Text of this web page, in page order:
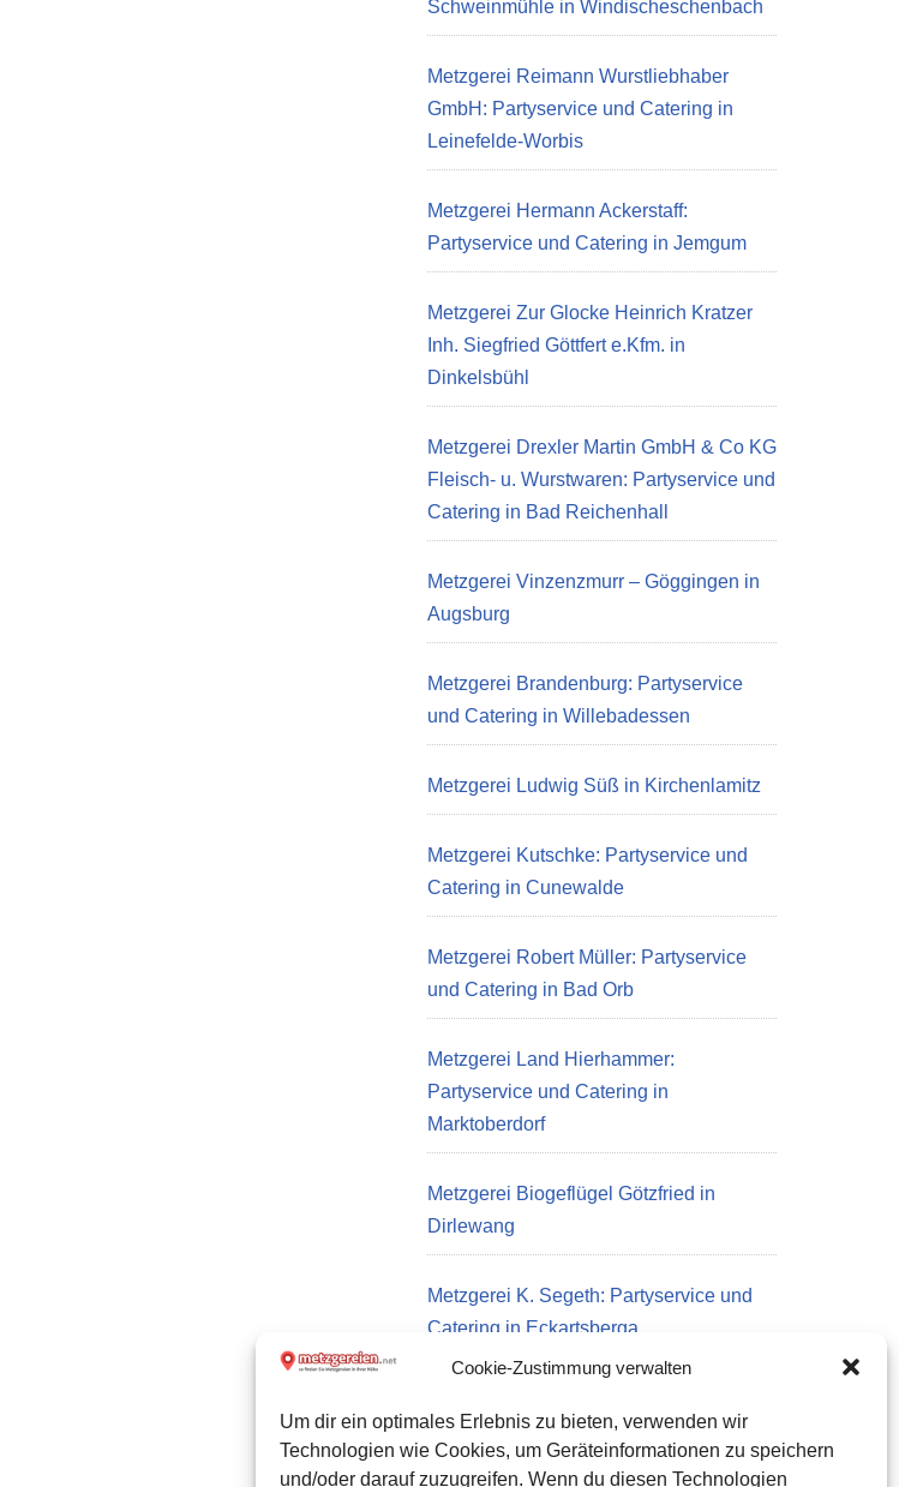
Cookie-Zustimmung verwalten
Um dir ein optimales Erlebnis zu bieten, verwenden wir
Technologien wie Cookies, um Geräteinformationen zu speichern
und/oder darauf zuzugreifen. Wenn du diesen Technologien
Schweinmühle in Windischeschenbach
Metzgerei Reimann Wurstliebhaber
GmbH: Partyservice und Catering in
Leinefelde-Worbis
Metzgerei Hermann Ackerstaff:
Partyservice und Catering in Jemgum
Metzgerei Zur Glocke Heinrich Kratzer
Inh. Siegfried Göttfert e.Kfm. in
Dinkelsbühl
Metzgerei Drexler Martin GmbH & Co KG
Fleisch- u. Wurstwaren: Partyservice und
Catering in Bad Reichenhall
Metzgerei Vinzenzmurr – Göggingen in
Augsburg
Metzgerei Brandenburg: Partyservice
und Catering in Willebadessen
Metzgerei Ludwig Süß in Kirchenlamitz
Metzgerei Kutschke: Partyservice und
Catering in Cunewalde
Metzgerei Robert Müller: Partyservice
und Catering in Bad Orb
Metzgerei Land Hierhammer:
Partyservice und Catering in
Marktoberdorf
Metzgerei Biogeflügel Götzfried in
Dirlewang
Metzgerei K. Segeth: Partyservice und
Catering in Eckartsberga
Datenschutz
Kontakt zu uns